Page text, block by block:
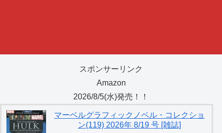
スポンサーリンク
Amazon
2026/8/5(水)発売！！
マーベルグラフィックノベル・コレクショ
ン(119) 2026年 8/19 号 [雑誌]